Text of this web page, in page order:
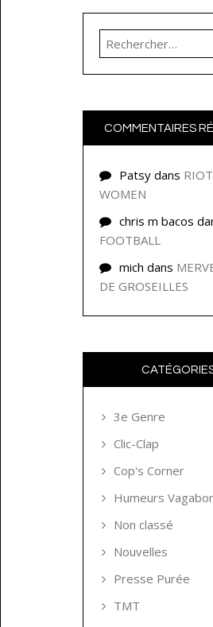
Rechercher :
COMMENTAIRES
Patsy dans RIOT
WOMEN
chris m bacos
FOOTBALL
mich dans
DE GROSEILLES
3e Genre
Clic-Clap
Cop's Corner
Humeurs
Non classé
Nouvelles
Presse Purée
TMT